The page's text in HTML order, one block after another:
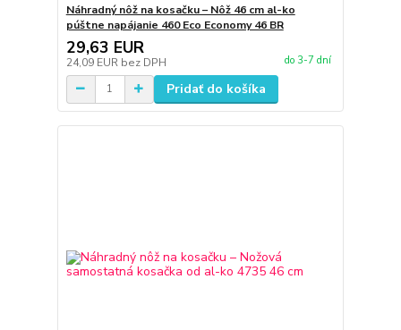
Náhradný nôž na kosačku – Nôž 46 cm al-ko
púštne napájanie 460 Eco Economy 46 BR
29,63 EUR
24,09 EUR bez DPH do 3-7 dní
Pridať do košíka